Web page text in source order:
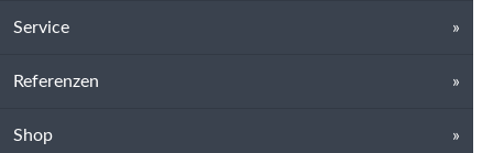
Service
Referenzen
Shop